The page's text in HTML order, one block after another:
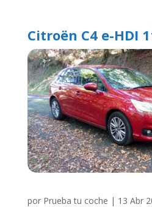
Citroën C4 e-HDI
por Prueba tu coche | 13 Abr